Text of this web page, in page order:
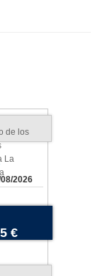
de los
La
2026
€